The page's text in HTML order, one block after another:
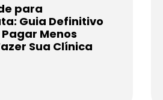
para
Guia Definitivo
Menos
Sua Clínica